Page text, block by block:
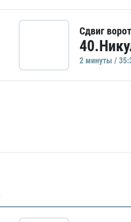
Сдвиг ворот
2 минуты /